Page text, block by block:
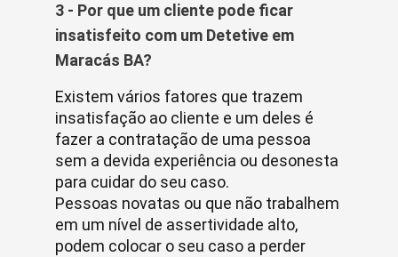
3 - Por que um cliente pode ficar
insatisfeito com um Detetive em
Maracás BA?
Existem vários fatores que trazem
insatisfação ao cliente e um deles é
fazer a contratação de uma pessoa
sem a devida experiência ou desonesta
para cuidar do seu caso.
Pessoas novatas ou que não trabalhem
em um nível de assertividade alto,
podem colocar o seu caso a perder